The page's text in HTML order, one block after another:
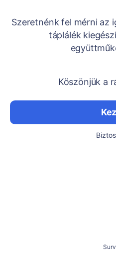
Szeretnénk fel mérni az
táplálék
Köszönjük a